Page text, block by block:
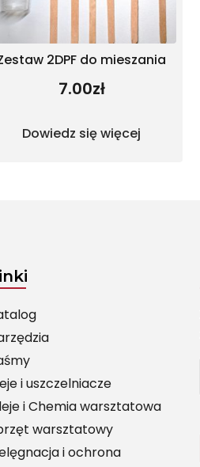
2DPF do mieszania
7.00zł
Dowiedz się więcej
i uszczelniacze
i Chemia warsztatowa
warsztatowy
i ochrona